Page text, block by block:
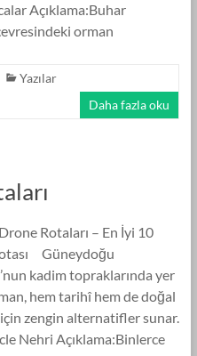
Açıklama:Buhar
orman
Yazılar
Daha fazla oku
Rotaları – En İyi 10
Güneydoğu
kadim topraklarında yer
hem tarihî hem de doğal
zengin alternatifler sunar.
Nehri Açıklama:Binlerce